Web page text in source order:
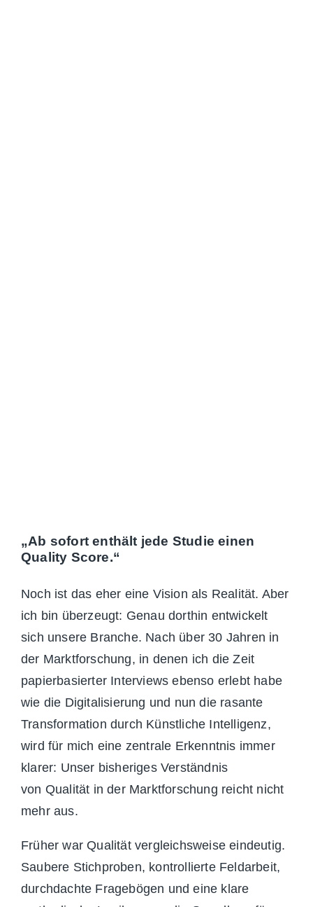
„Ab sofort enthält jede Studie einen
Quality Score.“
Noch ist das eher eine Vision als Realität. Aber
ich bin überzeugt: Genau dorthin entwickelt
sich unsere Branche. Nach über 30 Jahren in
der Marktforschung, in denen ich die Zeit
papierbasierter Interviews ebenso erlebt habe
wie die Digitalisierung und nun die rasante
Transformation durch Künstliche Intelligenz,
wird für mich eine zentrale Erkenntnis immer
klarer: Unser bisheriges Verständnis
von Qualität in der Marktforschung reicht nicht
mehr aus.
Früher war Qualität vergleichsweise eindeutig.
Saubere Stichproben, kontrollierte Feldarbeit,
durchdachte Fragebögen und eine klare